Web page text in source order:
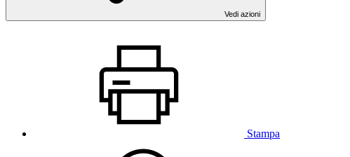
Vedi azioni
Stampa